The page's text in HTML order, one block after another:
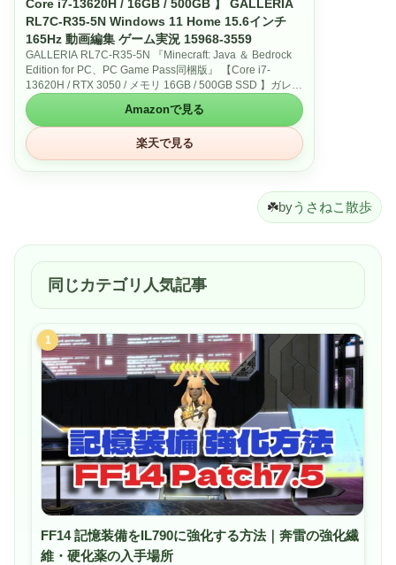
Core i7-13620H / 16GB / 500GB 】 GALLERIA
RL7C-R35-5N Windows 11 Home 15.6インチ
165Hz 動画編集 ゲーム実況 15968-3559
GALLERIA RL7C-R35-5N 『Minecraft: Java ＆ Bedrock
Edition for PC、PC Game Pass同梱版』 【Core i7-
13620H / RTX 3050 / メモリ 16GB / 500GB SSD 】ガレリ
アゲーミングノートパソコン
■CPU：インテル Core i7-13620H■グラフィック機能：
NVIDIA GeForce RTX 3050 6GB GDDR6 Laptop GPU +
インテル UHD グラフィックス■メモリ：16GB (16GB×1)
(DDR5-4800 SO-DIMM)■ストレージ：500GB (M.2 NVMe
Gen4)■ディスプレイ：15.6インチ 非光沢フルHD液晶
(1920×1080ドット表示)/ リフレッシュレート 165Hz
■OS：Windows 11 Home 64ビット■オフィスソフト：
Office なし■Minecraftライセンス：Minecraft: Java ＆
■LAN：1Gb Ethernet対応LANポート x1■無線LAN：イン
テル Wi-Fi 6E AX211NGW (IEEE802.11 ax/ac/a/b/g/n 2ｘ2
Max2.4Gbps)■Bluetooth：Bluetooth 5.3■サウンド：内蔵
ステレオスピーカー / HDサウンド■WEBカメラ：HD画質
■電源：ACアダプター (180W)■稼働時間：計測中■入出力
ポート：USB 2.0 Type A × 1<br>USB 3.2 (Gen1) Type A ×
2<br>USB 3.2（Gen2）Type C × 1（データのみ）<br>映
像出力端子:HDMI 2.1 Type A × 1、Mini DisplayPort
(DP1.4a) × 1 <br>サウンド端子:マイク入力 × 1 (3.5mmジ
ャック)、音声入出力 × 1 (3.5mmジャック CTIA■サイズ：
約 360(幅) x 244(奥行) x24(高さ)mm■重量：約2.1kg
Amazonで見る
楽天で見る
☘️byうさねこ散歩
同じカテゴリ人気記事
1
FF14 記憶装備をIL790に強化する方法｜奔雷の強化繊
維・硬化薬の入手場所